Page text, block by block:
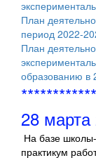
План
период 2022-
План
образованию в
28 марта
На базе
практикум